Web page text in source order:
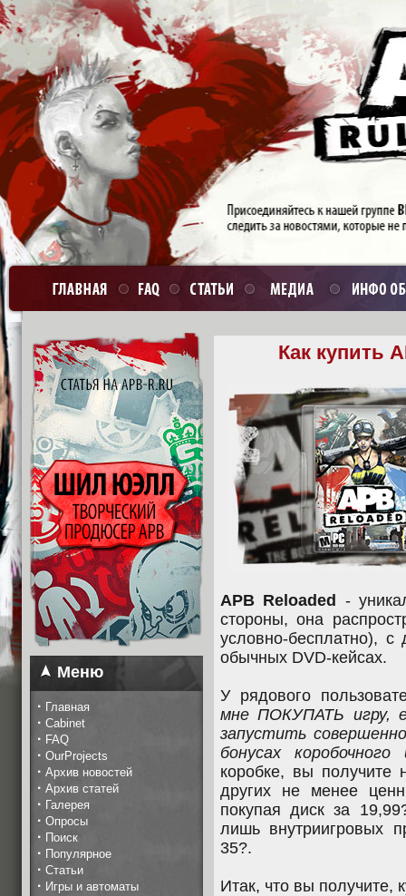
Меню
· Главная
· Cabinet
· FAQ
· OurProjects
· Архив новостей
· Архив статей
· Галерея
· Опросы
· Поиск
· Популярное
· Статьи
· Игры и автоматы
Как купить
APB Reloaded
-
стороны, она
условно-бесплатно), с
обычных DVD-кейсах.
У рядового
мне ПОКУПАТЬ игру,
запустить
бонусах коробочного
коробке, вы получите
других не менее
покупая диск за
лишь внутриигровых
35?.
Итак, что вы получите,